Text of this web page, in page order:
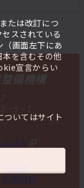
たは改訂につ
スされている
画面左下にあ
本を含むその他
宣言からい
いてはサイト
備機構
－5－1
リンク
用規約